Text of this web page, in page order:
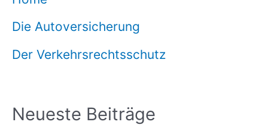
Die Autoversicherung
Der Verkehrsrechtsschutz
Neueste Beiträge